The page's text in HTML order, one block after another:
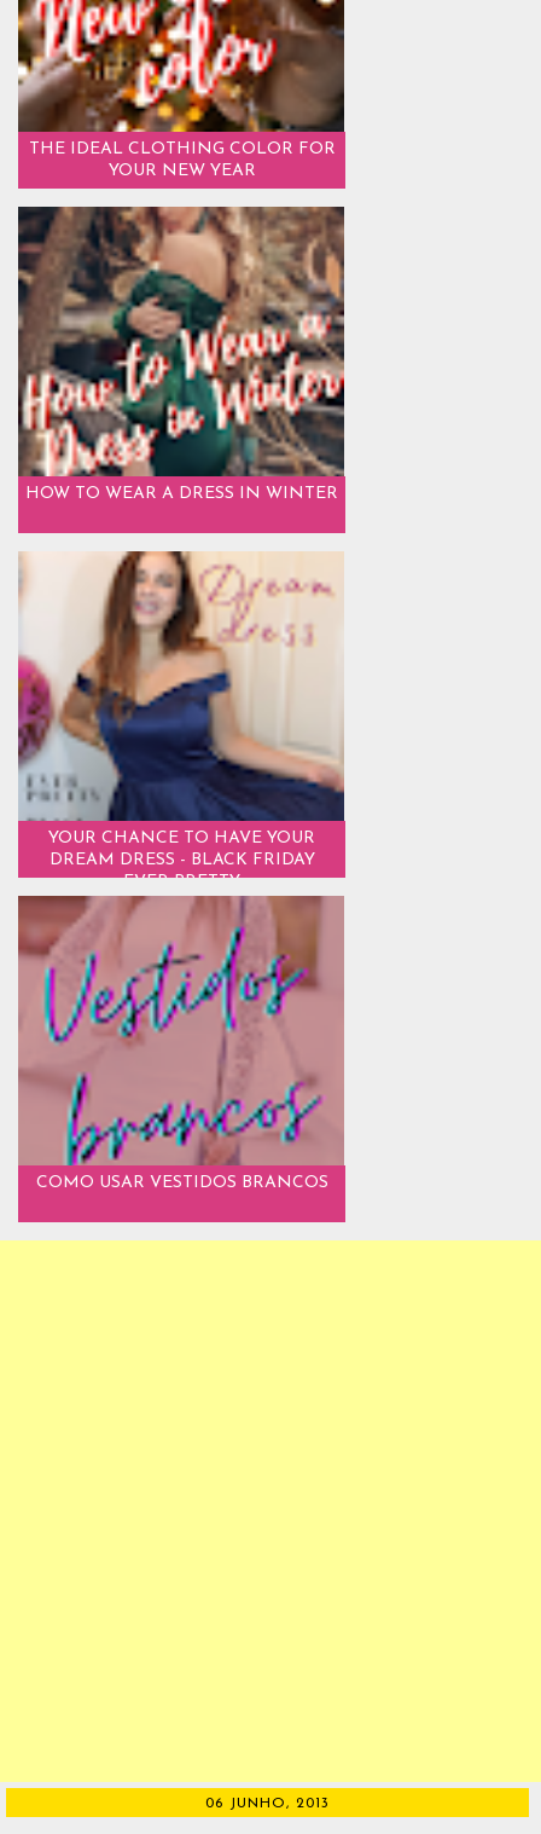
THE IDEAL CLOTHING COLOR FOR
YOUR NEW YEAR
HOW TO WEAR A DRESS IN WINTER
YOUR CHANCE TO HAVE YOUR
DREAM DRESS - BLACK FRIDAY
EVER PRETTY
COMO USAR VESTIDOS BRANCOS
06 JUNHO, 2013